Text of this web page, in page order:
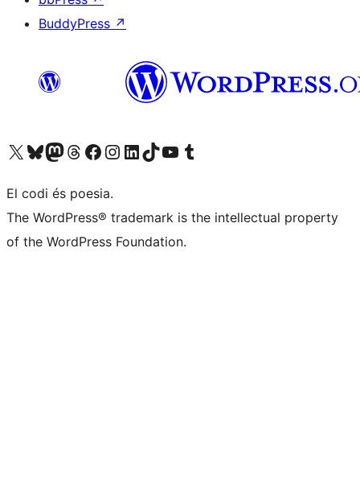
BuddyPress ↗
Visiteu el nostre compte X (abans Twitter)
Visiteu el nostre compte de Bluesky
Visiteu el nostre compte al Mastodon
Visiteu el nostre compte de Threads
Visiteu la nostra pàgina al Facebook
Visiteu el nostre compte d'Instagram
Visiteu el nostre compte de LinkedIn
Visiteu el nostre compte de TikTok
Visiteu el nostre canal al YouTube
Visiteu el nostre compte de Tumblr
El codi és poesia.
The WordPress® trademark is the intellectual property
of the WordPress Foundation.